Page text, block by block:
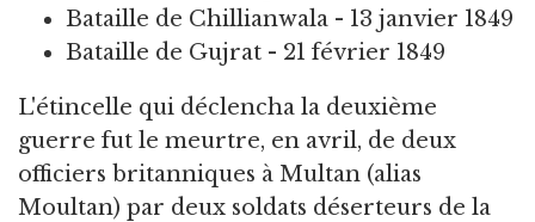
Bataille de Chillianwala - 13 janvier 1849
Bataille de Gujrat - 21 février 1849
L'étincelle qui déclencha la deuxième
guerre fut le meurtre, en avril, de deux
officiers britanniques à Multan (alias
Moultan) par deux soldats déserteurs de la